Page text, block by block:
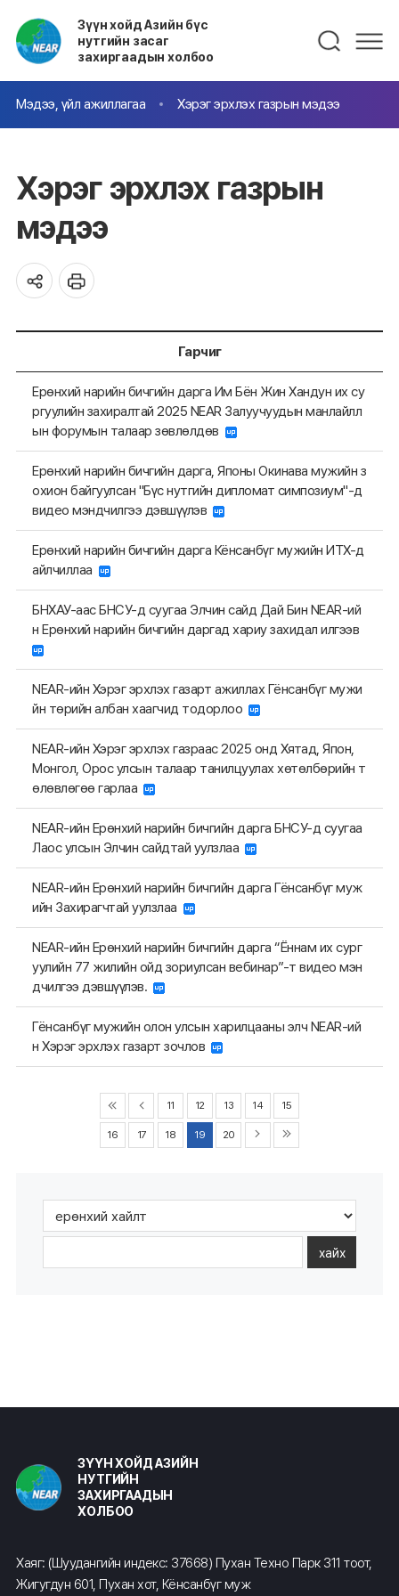
Зүүн хойд Азийн бүс
нутгийн засаг
захиргаадын холбоо
Мэдээ, үйл ажиллагаа Хэрэг эрхлэх газрын мэдээ
Хэрэг эрхлэх газрын
мэдээ
Гарчиг
Ерөнхий нарийн бичгийн дарга Им Бён Жин Хандун их су
ргуулийн захиралтай 2025 NEAR Залуучуудын манлайлл
ын форумын талаар зөвлөлдөв
Ерөнхий нарийн бичгийн дарга, Японы Окинава мужийн з
охион байгуулсан "Бүс нутгийн дипломат симпозиум"-д
видео мэндчилгээ дэвшүүлэв
Ерөнхий нарийн бичгийн дарга Кёнсанбүг мужийн ИТХ-д
айлчиллаа
БНХАУ-аас БНСУ-д суугаа Элчин сайд Дай Бин NEAR-ий
н Ерөнхий нарийн бичгийн даргад хариу захидал илгээв
NEAR-ийн Хэрэг эрхлэх газарт ажиллах Гёнсанбүг мужи
йн төрийн албан хаагчид тодорлоо
NEAR-ийн Хэрэг эрхлэх газраас 2025 онд Хятад, Япон,
Монгол, Орос улсын талаар танилцуулах хөтөлбөрийн т
өлөвлөгөө гарлаа
NEAR-ийн Ерөнхий нарийн бичгийн дарга БНСУ-д суугаа
Лаос улсын Элчин сайдтай уулзлаа
NEAR-ийн Ерөнхий нарийн бичгийн дарга Гёнсанбүг муж
ийн Захирагчтай уулзлаа
NEAR-ийн Ерөнхий нарийн бичгийн дарга “Ённам их сург
уулийн 77 жилийн ойд зориулсан вебинар”-т видео мэн
дчилгээ дэвшүүлэв.
Гёнсанбүг мужийн олон улсын харилцааны элч NEAR-ий
н Хэрэг эрхлэх газарт зочлов
11 12 13 14 15
16 17 18 19 20
хайх
ЗҮҮН ХОЙД АЗИЙН
НУТГИЙН
ЗАХИРГААДЫН
ХОЛБОО
Хаяг: (Шуудангийн индекс: 37668) Пухан Техно Парк 311 тоот,
Жигугдун 601, Пухан хот, Кёнсанбүг муж